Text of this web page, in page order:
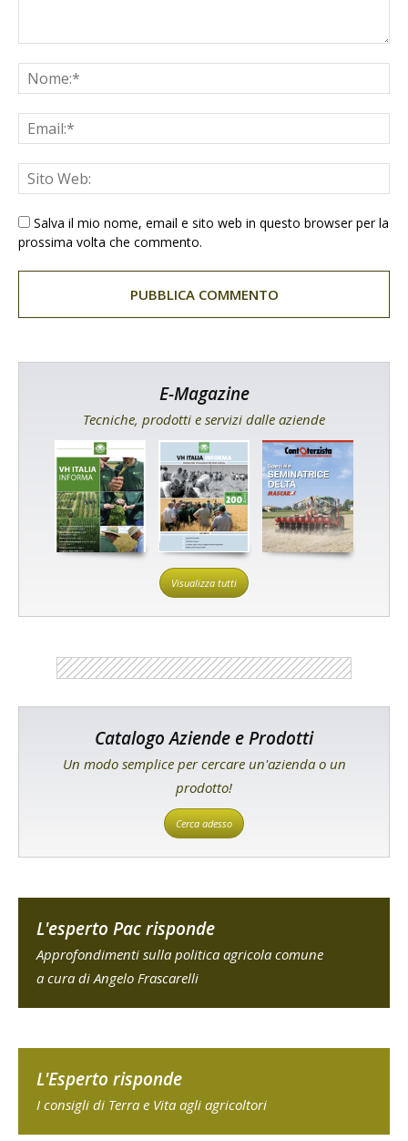
Salva il mio nome, email e sito web in questo browser per la
prossima volta che commento.
E-Magazine
Tecniche, prodotti e servizi dalle aziende
Visualizza tutti
Catalogo Aziende e Prodotti
Un modo semplice per cercare un'azienda o un
prodotto!
Cerca adesso
L'esperto Pac risponde
Approfondimenti sulla politica agricola comune
a cura di Angelo Frascarelli
L'Esperto risponde
I consigli di Terra e Vita agli agricoltori